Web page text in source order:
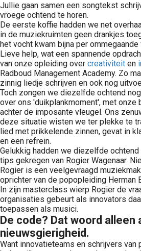
Jullie gaan samen een songtekst
vroege ochtend te horen.
De eerste koffie hadden we net
in de muziekruimten geen drankjes
het vocht kwam bijna per
Lieve help, wat een spannende
van onze opleiding over creativiteit en
Radboud Management Academy. Zo
zinnig liedje schrijven en ook nog
Toch zongen we diezelfde ochtend
over ons 'duikplankmoment', met onze
achter de imposante vleugel. Ons
deze situatie wisten we ter plekke te
lied met prikkelende zinnen, gevat in
en een refrein.
Gelukkig hadden we diezelfde
tips gekregen van Rogier Wagenaar.
Rogier is een veelgevraagd
oprichter van de popopleiding Herman
In zijn masterclass wierp Rogier de
organisaties gebeurt als innovators
toepassen als musici.
De code? Dat woord alleen
nieuwsgierigheid.
Want innovatieteams en schrijvers van